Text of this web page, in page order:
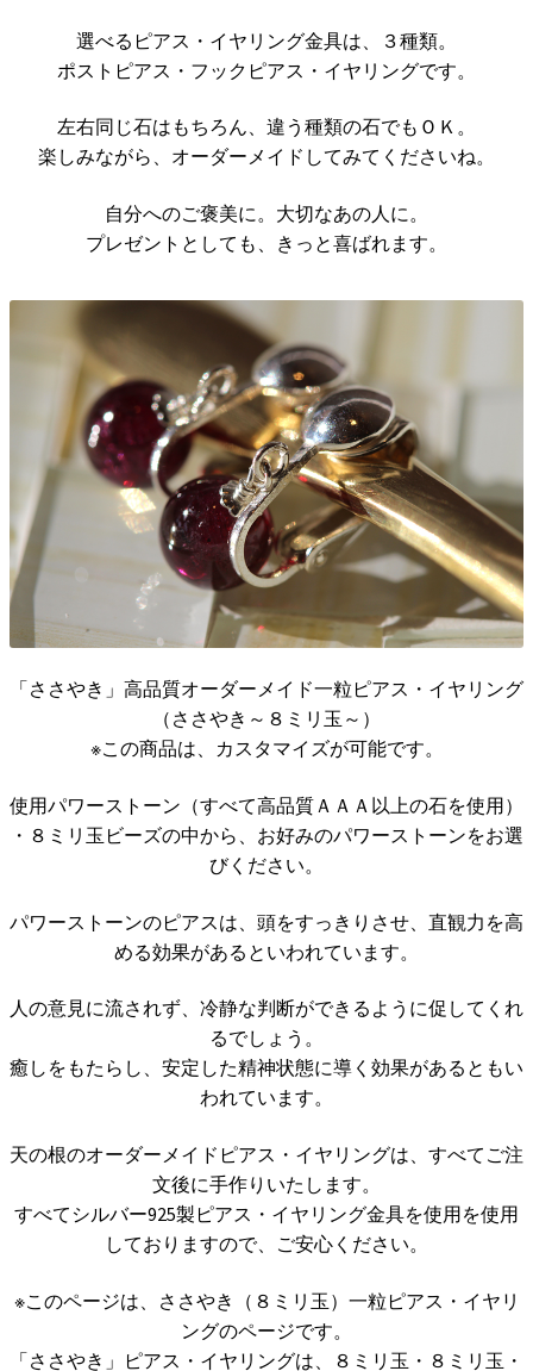
選べるピアス・イヤリング金具は、３種類。
ポストピアス・フックピアス・イヤリングです。
左右同じ石はもちろん、違う種類の石でもＯＫ。
楽しみながら、オーダーメイドしてみてくださいね。
自分へのご褒美に。大切なあの人に。
プレゼントとしても、きっと喜ばれます。
「ささやき」高品質オーダーメイド一粒ピアス・イヤリング
（ささやき～８ミリ玉～）
※この商品は、カスタマイズが可能です。
使用パワーストーン（すべて高品質ＡＡＡ以上の石を使用）
・８ミリ玉ビーズの中から、お好みのパワーストーンをお選
びください。
パワーストーンのピアスは、頭をすっきりさせ、直観力を高
める効果があるといわれています。
人の意見に流されず、冷静な判断ができるように促してくれ
るでしょう。
癒しをもたらし、安定した精神状態に導く効果があるともい
われています。
天の根のオーダーメイドピアス・イヤリングは、すべてご注
文後に手作りいたします。
すべてシルバー925製ピアス・イヤリング金具を使用を使用
しておりますので、ご安心ください。
※このページは、ささやき（８ミリ玉）一粒ピアス・イヤリ
ングのページです。
「ささやき」ピアス・イヤリングは、８ミリ玉・８ミリ玉・